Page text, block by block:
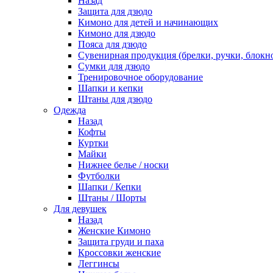
Защита для дзюдо
Кимоно для детей и начинающих
Кимоно для дзюдо
Пояса для дзюдо
Сувенирная продукция (брелки, ручки,
Сумки для дзюдо
Тренировочное оборудование
Шапки и кепки
Штаны для дзюдо
Одежда
Назад
Кофты
Куртки
Майки
Нижнее белье / носки
Футболки
Шапки / Кепки
Штаны / Шорты
Для девушек
Назад
Женские Кимоно
Защита груди и паха
Кроссовки женские
Леггинсы